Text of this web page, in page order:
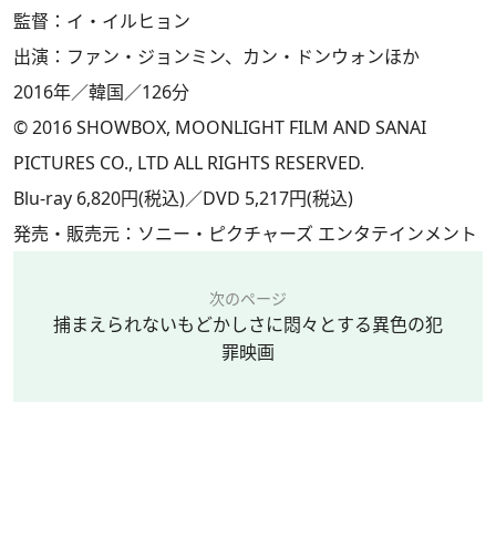
監督：イ・イルヒョン
出演：ファン・ジョンミン、カン・ドンウォンほか
2016年／韓国／126分
© 2016 SHOWBOX, MOONLIGHT FILM AND SANAI
PICTURES CO., LTD ALL RIGHTS RESERVED.
Blu-ray 6,820円(税込)／DVD 5,217円(税込)
発売・販売元：ソニー・ピクチャーズ エンタテインメント
次のページ
捕まえられないもどかしさに悶々とする異色の犯
罪映画